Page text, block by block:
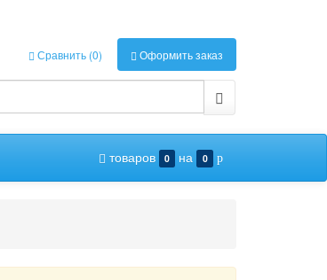
Сравнить (0) Оформить заказ
товаров 0 на 0 p